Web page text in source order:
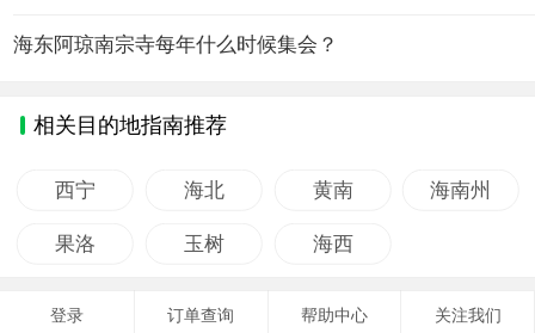
海东阿琼南宗寺每年什么时候集会？
相关目的地指南推荐
西宁 海北 黄南 海南州
果洛 玉树 海西
登录 订单查询 帮助中心 关注我们